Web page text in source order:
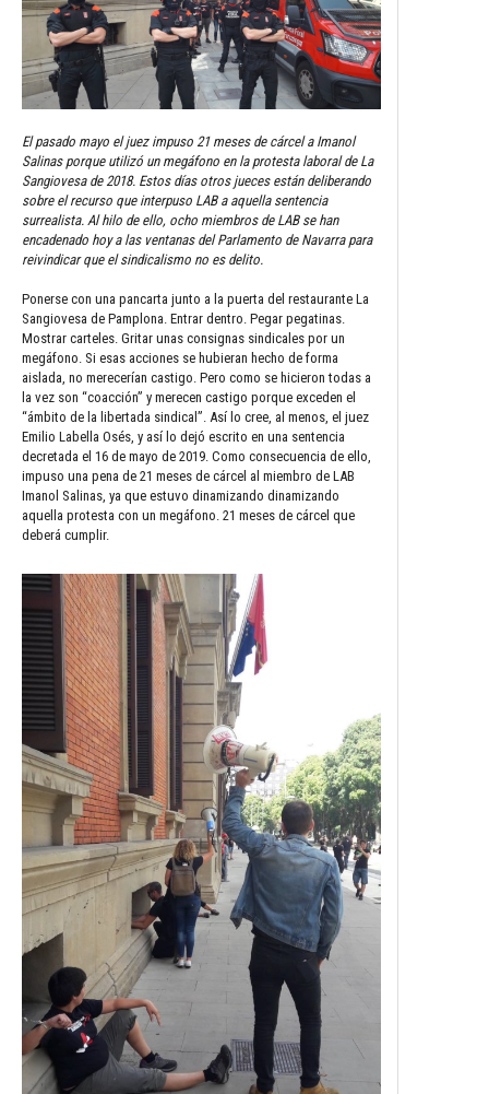
El pasado mayo el juez impuso 21 meses de cárcel a Imanol
Salinas porque utilizó un megáfono en la protesta laboral de La
Sangiovesa de 2018. Estos días otros jueces están deliberando
sobre el recurso que interpuso LAB a aquella sentencia
surrealista. Al hilo de ello, ocho miembros de LAB se han
encadenado hoy a las ventanas del Parlamento de Navarra para
reivindicar que el sindicalismo no es delito.
Ponerse con una pancarta junto a la puerta del restaurante La
Sangiovesa de Pamplona. Entrar dentro. Pegar pegatinas.
Mostrar carteles. Gritar unas consignas sindicales por un
megáfono. Si esas acciones se hubieran hecho de forma
aislada, no merecerían castigo. Pero como se hicieron todas a
la vez son “coacción” y merecen castigo porque exceden el
“ámbito de la libertada sindical”. Así lo cree, al menos, el juez
Emilio Labella Osés, y así lo dejó escrito en una sentencia
decretada el 16 de mayo de 2019. Como consecuencia de ello,
impuso una pena de 21 meses de cárcel al miembro de LAB
Imanol Salinas, ya que estuvo dinamizando dinamizando
aquella protesta con un megáfono. 21 meses de cárcel que
deberá cumplir.